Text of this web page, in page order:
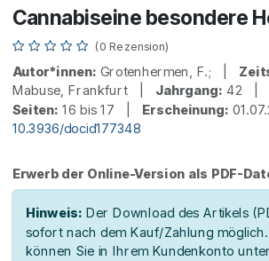
Cannabiseine besondere
(0 Rezension)
Autor*innen: Grotenhermen, F.; |
Mabuse, Frankfurt | Jahrgang: 42 |
Seiten: 16 bis 17 | Erscheinung:
10.3936/docid177348
Erwerb der Online-Version als PDF-
Hinweis: Der Download des Artikels
sofort nach dem Kauf/Zahlung
können Sie in Ihrem Kundenkonto unter